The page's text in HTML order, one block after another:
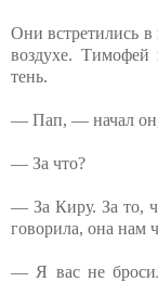
Они встретились
воздухе. Тимофей
тень.
— Пап, — начал
— За что?
— За Киру. За то,
говорила, она нам
— Я вас не